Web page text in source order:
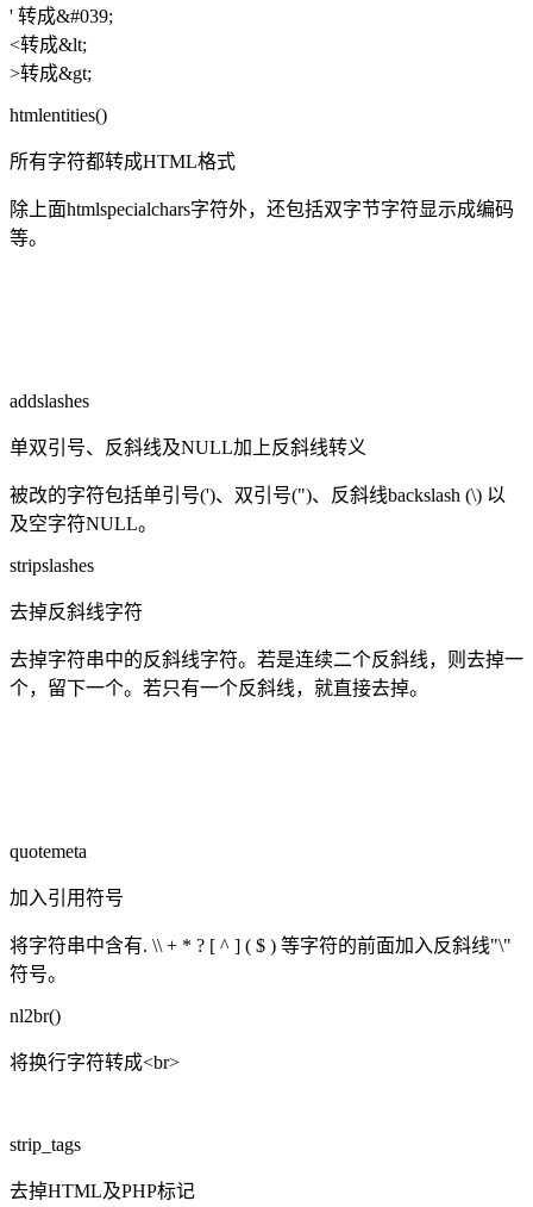
' 转成&#039;
<转成&lt;
>转成&gt;
htmlentities()
所有字符都转成HTML格式
除上面htmlspecialchars字符外，还包括双字节字符显示成编码
等。
addslashes
单双引号、反斜线及NULL加上反斜线转义
被改的字符包括单引号(')、双引号(")、反斜线backslash (\) 以
及空字符NULL。
stripslashes
去掉反斜线字符
去掉字符串中的反斜线字符。若是连续二个反斜线，则去掉一
个，留下一个。若只有一个反斜线，就直接去掉。
quotemeta
加入引用符号
将字符串中含有. \\ + * ? [ ^ ] ( $ ) 等字符的前面加入反斜线"\"
符号。
nl2br()
将换行字符转成<br>
strip_tags
去掉HTML及PHP标记